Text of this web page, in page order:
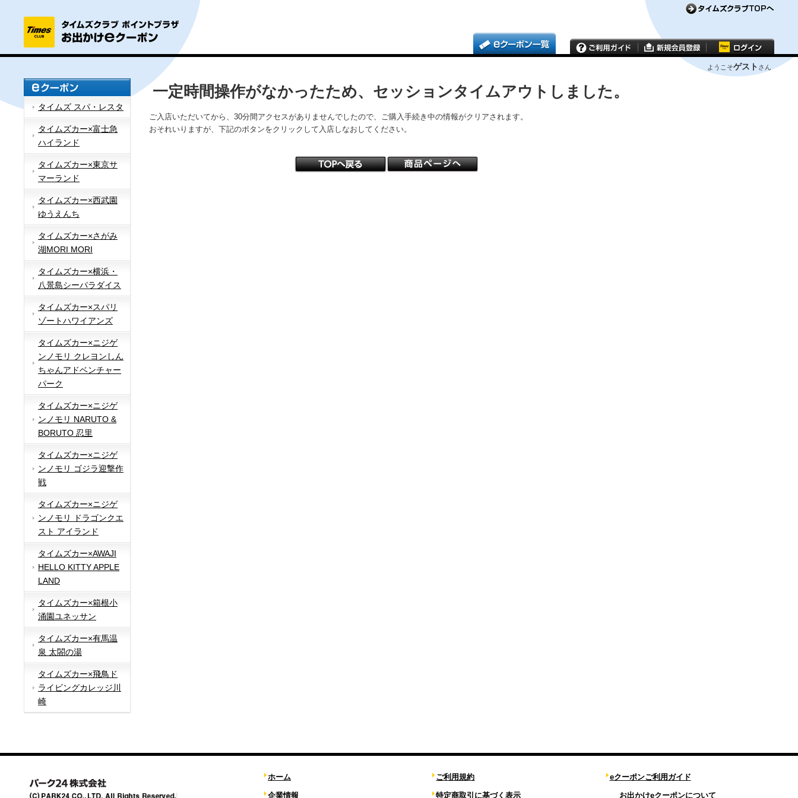
ようこそゲスト さん
タイムズ スパ・レスタ
タイムズカー×富士急
ハイランド
タイムズカー×東京サ
マーランド
タイムズカー×西武園
ゆうえんち
タイムズカー×さがみ
湖MORI MORI
タイムズカー×横浜・
八景島シーパラダイス
タイムズカー×スパリ
ゾートハワイアンズ
タイムズカー×ニジゲ
ンノモリ クレヨンしん
ちゃんアドベンチャー
パーク
タイムズカー×ニジゲ
ンノモリ NARUTO &
BORUTO 忍里
タイムズカー×ニジゲ
ンノモリ ゴジラ迎撃作
戦
タイムズカー×ニジゲ
ンノモリ ドラゴンクエ
スト アイランド
タイムズカー×AWAJI
HELLO KITTY APPLE
LAND
タイムズカー×箱根小
涌園ユネッサン
タイムズカー×有馬温
泉 太閤の湯
タイムズカー×飛鳥ド
ライビングカレッジ川
崎
一定時間操作がなかったため、セッションタイムアウトしました。
ご入店いただいてから、30分間アクセスがありませんでしたので、ご購入手続き中の情報がクリアされます。
おそれいりますが、下記のボタンをクリックして入店しなおしてください。
ホーム
企業情報
ご利用規約
特定商取引に基づく表示
eクーポンご利用ガイド
お出かけeクーポンについて